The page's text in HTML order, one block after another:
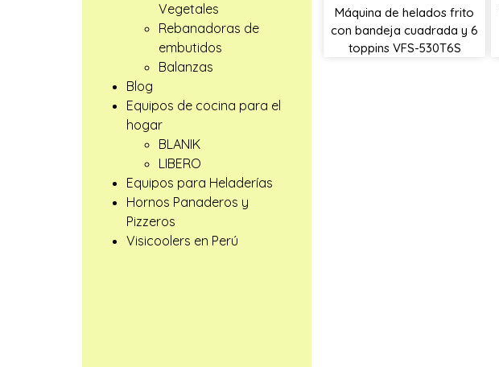
Vegetales
Rebanadoras de
embutidos
Balanzas
Blog
Equipos de cocina para el
hogar
BLANIK
LIBERO
Equipos para Heladerías
Hornos Panaderos y
Pizzeros
Visicoolers en Perú
Máquina de helados frito
con bandeja cuadrada y 6
toppins VFS-530T6S